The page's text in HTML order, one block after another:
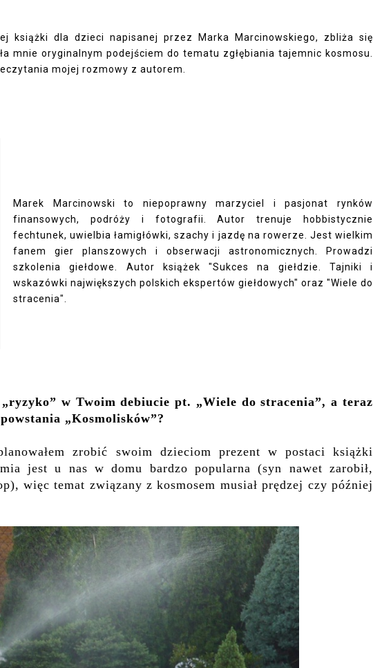
książki dla dzieci napisanej przez Marka Marcinowskiego, zbliża się
mnie oryginalnym podejściem do tematu zgłębiania tajemnic kosmosu.
mojej rozmowy z autorem.
Marek Marcinowski to niepoprawny marzyciel i pasjonat rynków
finansowych, podróży i fotografii. Autor trenuje hobbistycznie
fechtunek, uwielbia łamigłówki, szachy i jazdę na rowerze. Jest wielkim
fanem gier planszowych i obserwacji astronomicznych. Prowadzi
szkolenia giełdowe. Autor książek "Sukces na giełdzie. Tajniki i
wskazówki największych polskich ekspertów giełdowych" oraz "Wiele do
stracenia".
w Twoim debiucie pt. „Wiele do stracenia”, a teraz
„Kosmolisków”?
zrobić swoim dzieciom prezent w postaci książki
jest u nas w domu bardzo popularna (syn nawet zarobił,
więc temat związany z kosmosem musiał prędzej czy później